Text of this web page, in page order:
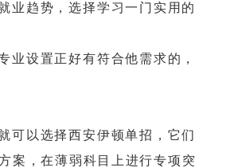
业趋势，选择学习一门实用的
设置正好有符合他需求的，
以选择西安伊顿单招，它们
案，在薄弱科目上进行专项突